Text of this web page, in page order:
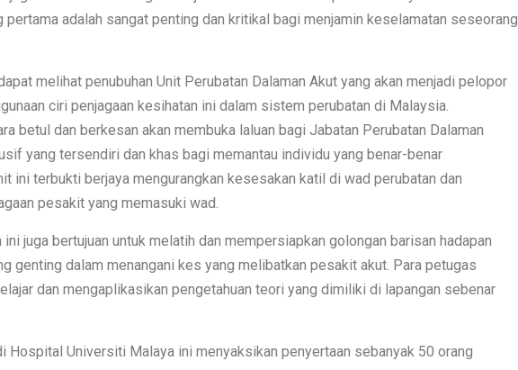
pertama adalah sangat penting dan kritikal bagi menjamin keselamatan seseorang
melihat penubuhan Unit Perubatan Dalaman Akut yang akan menjadi pelopor
ciri penjagaan kesihatan ini dalam sistem perubatan di Malaysia.
betul dan berkesan akan membuka laluan bagi Jabatan Perubatan Dalaman
yang tersendiri dan khas bagi memantau individu yang benar-benar
ini terbukti berjaya mengurangkan kesesakan katil di wad perubatan dan
pesakit yang memasuki wad.
juga bertujuan untuk melatih dan mempersiapkan golongan barisan hadapan
genting dalam menangani kes yang melibatkan pesakit akut. Para petugas
dan mengaplikasikan pengetahuan teori yang dimiliki di lapangan sebenar
Hospital Universiti Malaya ini menyaksikan penyertaan sebanyak 50 orang